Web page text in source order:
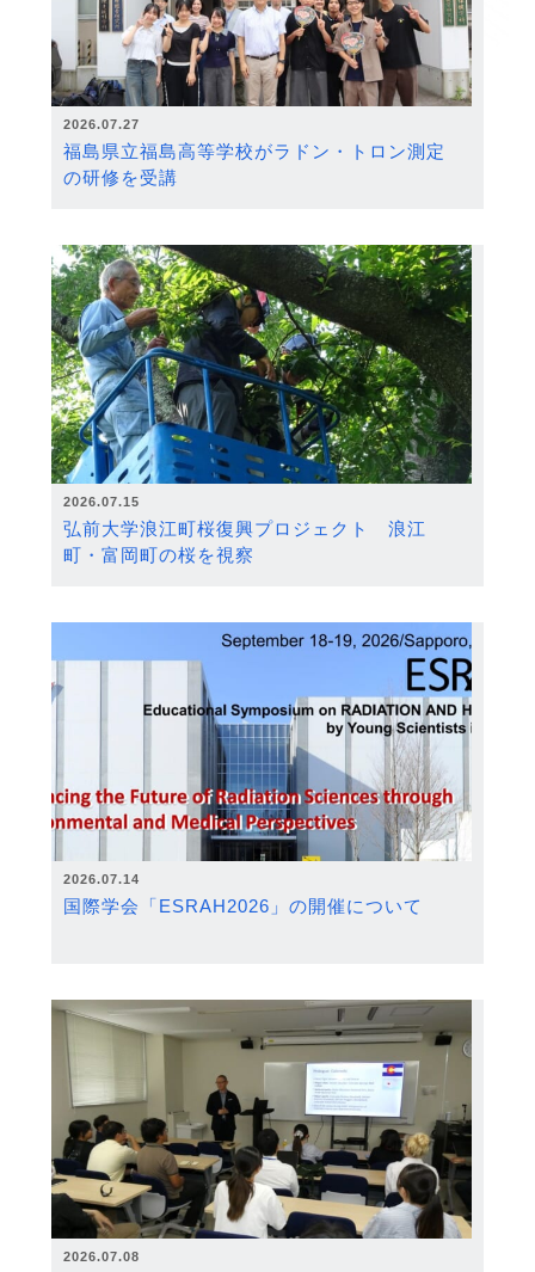
2026.07.27
福島県立福島高等学校がラドン・トロン測定
の研修を受講
2026.07.15
弘前大学浪江町桜復興プロジェクト 浪江
町・富岡町の桜を視察
2026.07.14
国際学会「ESRAH2026」の開催について
2026.07.08